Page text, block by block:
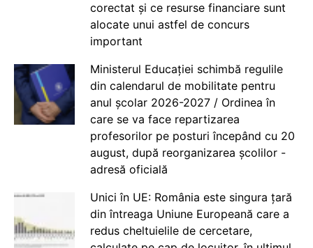
corectat și ce resurse financiare sunt
alocate unui astfel de concurs
important
Ministerul Educației schimbă regulile
din calendarul de mobilitate pentru
anul școlar 2026-2027 / Ordinea în
care se va face repartizarea
profesorilor pe posturi începând cu 20
august, după reorganizarea școlilor -
adresă oficială
Unici în UE: România este singura țară
din întreaga Uniune Europeană care a
redus cheltuielile de cercetare,